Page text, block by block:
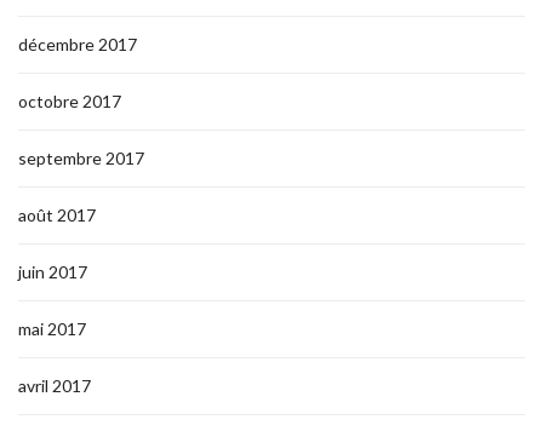
décembre 2017
octobre 2017
septembre 2017
août 2017
juin 2017
mai 2017
avril 2017